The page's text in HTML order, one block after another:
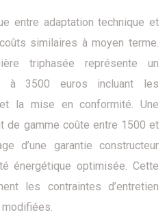
entre adaptation technique et
similaires à moyen terme.
triphasée représente un
à 3500 euros incluant les
la mise en conformité. Une
de gamme coûte entre 1500 et
d’une garantie constructeur
énergétique optimisée. Cette
les contraintes d’entretien